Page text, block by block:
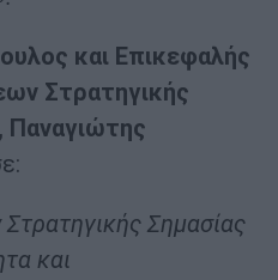
και Επικεφαλής
Στρατηγικής
Παναγιώτης
Σημασίας
και